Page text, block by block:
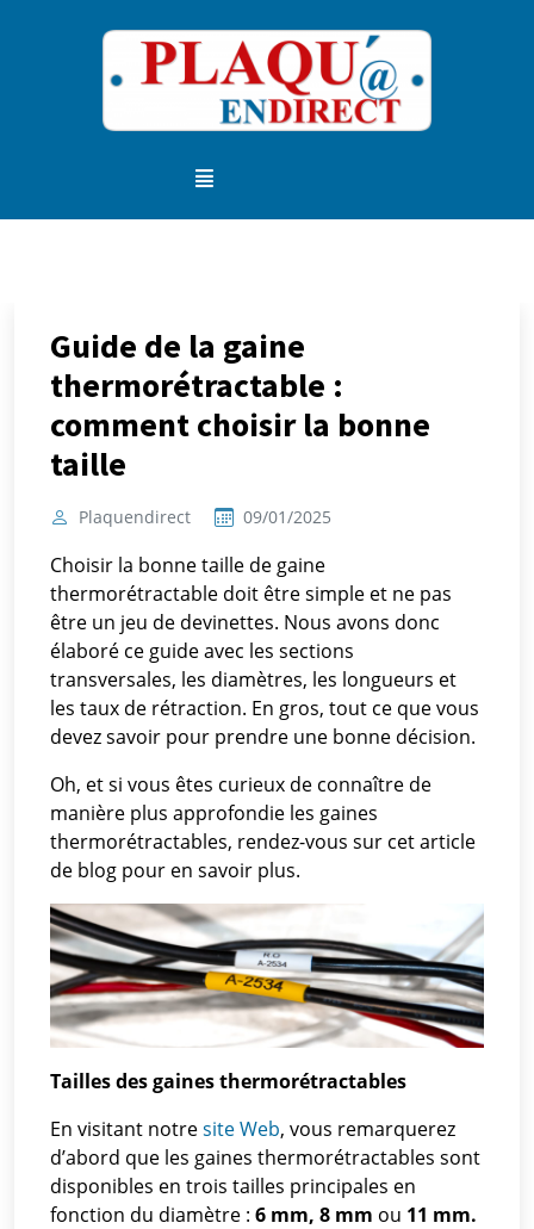
Guide de la gaine
thermorétractable :
comment choisir la bonne
taille
Plaquendirect 09/01/2025
Choisir la bonne taille de gaine
thermorétractable doit être simple et ne pas
être un jeu de devinettes. Nous avons donc
élaboré ce guide avec les sections
transversales, les diamètres, les longueurs et
les taux de rétraction. En gros, tout ce que vous
devez savoir pour prendre une bonne décision.
Oh, et si vous êtes curieux de connaître de
manière plus approfondie les gaines
thermorétractables, rendez-vous sur cet article
de blog pour en savoir plus.
Tailles des gaines thermorétractables
En visitant notresite Web, vous remarquerez
d’abord que les gaines thermorétractables sont
disponibles en trois tailles principales en
fonction du diamètre : 6 mm, 8 mm ou 11 mm.